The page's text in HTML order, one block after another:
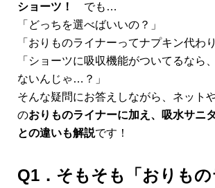
ショーツ！
でも…
「どっちを選べばいいの？」
「おりものライナーってナプキン代わ
「ショーツに吸収機能がついてるなら
ないんじゃ…？」
そんな疑問にお答えしながら、ネット
のおりものライナーに加え、吸水サニ
との違いも解説です！
Q1．そもそも「おりも